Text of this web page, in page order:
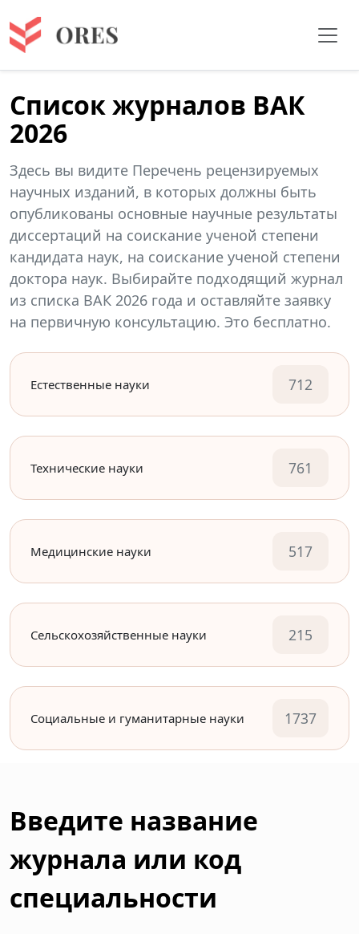
Список журналов ВАК
2026
Здесь вы видите Перечень рецензируемых
научных изданий, в которых должны быть
опубликованы основные научные результаты
диссертаций на соискание ученой степени
кандидата наук, на соискание ученой степени
доктора наук. Выбирайте подходящий журнал
из списка ВАК 2026 года и оставляйте заявку
на первичную консультацию. Это бесплатно.
Естественные науки 712
Технические науки 761
Медицинские науки 517
Сельскохозяйственные науки 215
Социальные и гуманитарные науки 1737
Введите название
журнала или код
специальности